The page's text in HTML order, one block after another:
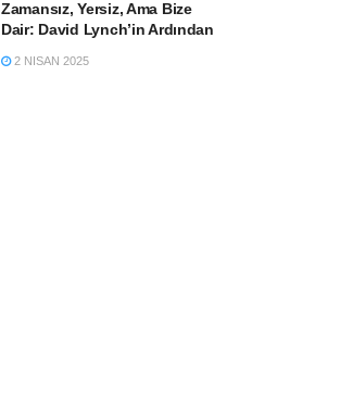
Zamansız, Yersiz, Ama Bize
Dair: David Lynch’in Ardından
2 NISAN 2025